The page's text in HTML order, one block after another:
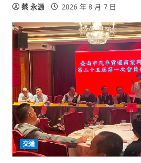
蔡 永源 2026 年 8 月 7 日
交通